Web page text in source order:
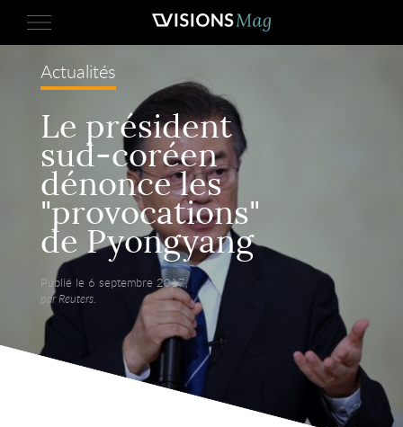
Actualités
Le président
sud-coréen
dénonce les
"provocations"
de Pyongyang
Publié le 6 septembre 2017,
par Reuters.